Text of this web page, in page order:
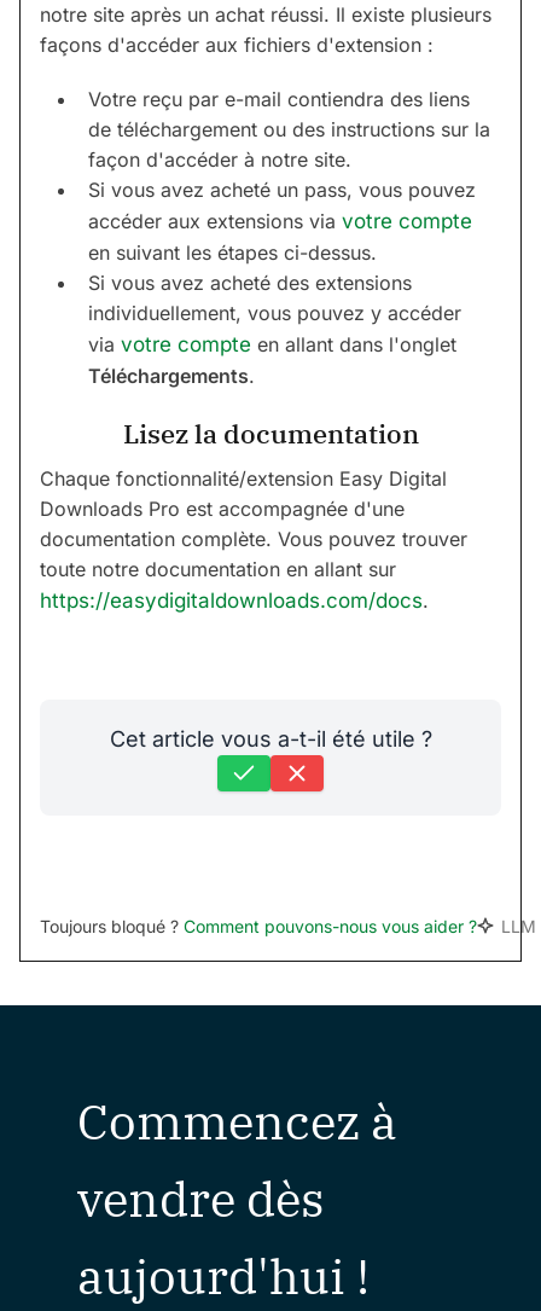
notre site après un achat réussi. Il existe plusieurs
façons d'accéder aux fichiers d'extension :
Votre reçu par e-mail contiendra des liens
de téléchargement ou des instructions sur la
façon d'accéder à notre site.
Si vous avez acheté un pass, vous pouvez
accéder aux extensions via votre compte
en suivant les étapes ci-dessus.
Si vous avez acheté des extensions
individuellement, vous pouvez y accéder
via votre compte en allant dans l'onglet
Téléchargements.
Lisez la documentation
Chaque fonctionnalité/extension Easy Digital
Downloads Pro est accompagnée d'une
documentation complète. Vous pouvez trouver
toute notre documentation en allant sur
https://easydigitaldownloads.com/docs.
Cet article vous a-t-il été utile ?
Toujours bloqué ? Comment pouvons-nous vous aider ? LLM
Commencez à
vendre dès
aujourd'hui !